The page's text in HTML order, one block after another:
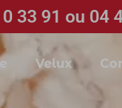
33 91 ou 04
Velux